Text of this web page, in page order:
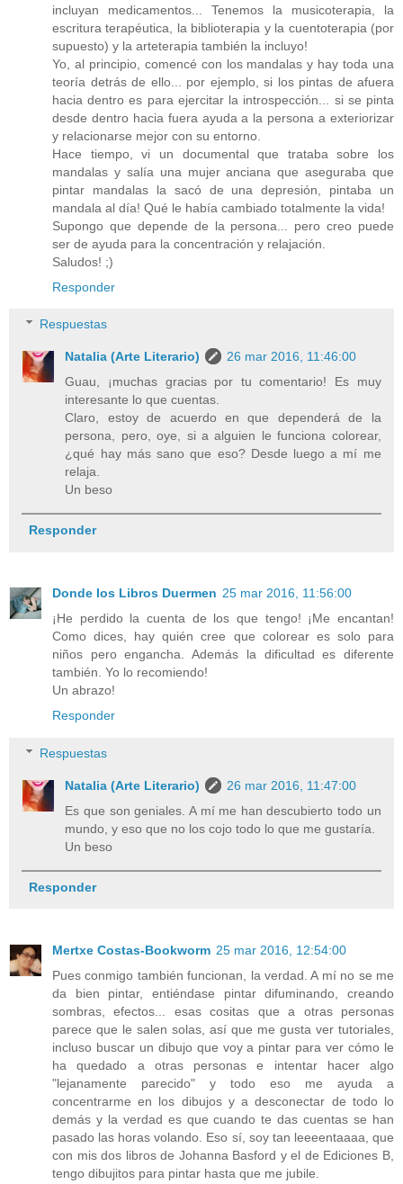
incluyan medicamentos... Tenemos la musicoterapia, la
escritura terapéutica, la biblioterapia y la cuentoterapia (por
supuesto) y la arteterapia también la incluyo!
Yo, al principio, comencé con los mandalas y hay toda una
teoría detrás de ello... por ejemplo, si los pintas de afuera
hacia dentro es para ejercitar la introspección... si se pinta
desde dentro hacia fuera ayuda a la persona a exteriorizar
y relacionarse mejor con su entorno.
Hace tiempo, vi un documental que trataba sobre los
mandalas y salía una mujer anciana que aseguraba que
pintar mandalas la sacó de una depresión, pintaba un
mandala al día! Qué le había cambiado totalmente la vida!
Supongo que depende de la persona... pero creo puede
ser de ayuda para la concentración y relajación.
Saludos! ;)
Responder
Respuestas
Natalia (Arte Literario)
26 mar 2016, 11:46:00
Guau, ¡muchas gracias por tu comentario! Es muy
interesante lo que cuentas.
Claro, estoy de acuerdo en que dependerá de la
persona, pero, oye, si a alguien le funciona colorear,
¿qué hay más sano que eso? Desde luego a mí me
relaja.
Un beso
Responder
Donde los Libros Duermen 25 mar 2016, 11:56:00
¡He perdido la cuenta de los que tengo! ¡Me encantan!
Como dices, hay quién cree que colorear es solo para
niños pero engancha. Además la dificultad es diferente
también. Yo lo recomiendo!
Un abrazo!
Responder
Respuestas
Natalia (Arte Literario)
26 mar 2016, 11:47:00
Es que son geniales. A mí me han descubierto todo un
mundo, y eso que no los cojo todo lo que me gustaría.
Un beso
Responder
Mertxe Costas-Bookworm 25 mar 2016, 12:54:00
Pues conmigo también funcionan, la verdad. A mí no se me
da bien pintar, entiéndase pintar difuminando, creando
sombras, efectos... esas cositas que a otras personas
parece que le salen solas, así que me gusta ver tutoriales,
incluso buscar un dibujo que voy a pintar para ver cómo le
ha quedado a otras personas e intentar hacer algo
"lejanamente parecido" y todo eso me ayuda a
concentrarme en los dibujos y a desconectar de todo lo
demás y la verdad es que cuando te das cuentas se han
pasado las horas volando. Eso sí, soy tan leeeentaaaa, que
con mis dos libros de Johanna Basford y el de Ediciones B,
tengo dibujitos para pintar hasta que me jubile.